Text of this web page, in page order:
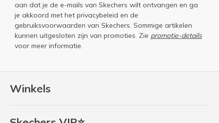
Winkels
aan dat je de e-mails van Skechers wilt ontvangen en ga
je akkoord met het privacybeleid en de
gebruiksvoorwaarden van Skechers. Sommige artikelen
kunnen uitgesloten zijn van promoties. Zie promotie-details
voor meer informatie.